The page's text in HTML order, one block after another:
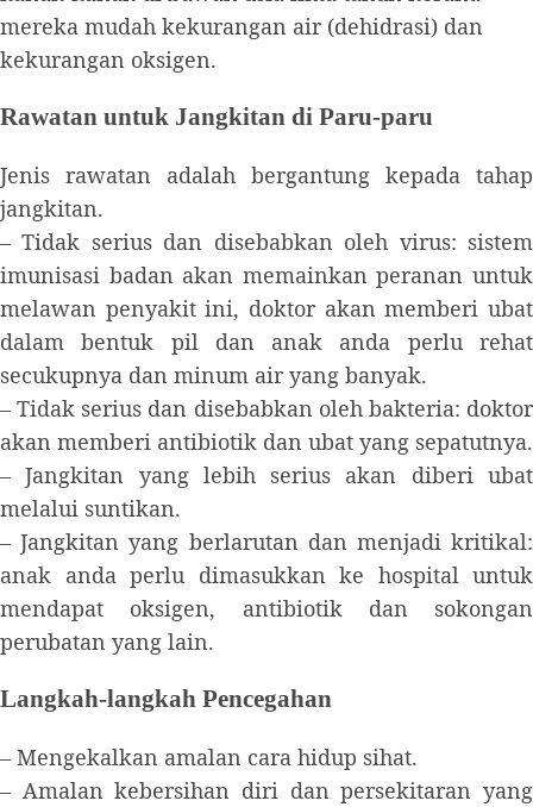
mereka mudah kekurangan air (dehidrasi) dan
kekurangan oksigen.
Rawatan untuk Jangkitan di Paru-paru
Jenis rawatan adalah bergantung kepada tahap
jangkitan.
– Tidak serius dan disebabkan oleh virus: sistem
imunisasi badan akan memainkan peranan untuk
melawan penyakit ini, doktor akan memberi ubat
dalam bentuk pil dan anak anda perlu rehat
secukupnya dan minum air yang banyak.
– Tidak serius dan disebabkan oleh bakteria: doktor
akan memberi antibiotik dan ubat yang sepatutnya.
– Jangkitan yang lebih serius akan diberi ubat
melalui suntikan.
– Jangkitan yang berlarutan dan menjadi kritikal:
anak anda perlu dimasukkan ke hospital untuk
mendapat oksigen, antibiotik dan sokongan
perubatan yang lain.
Langkah-langkah Pencegahan
– Mengekalkan amalan cara hidup sihat.
– Amalan kebersihan diri dan persekitaran yang